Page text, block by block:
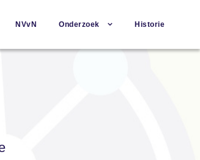
NVvN Onderzoek Historie